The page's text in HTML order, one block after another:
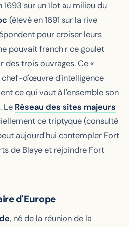
1693 sur un îlot au milieu du
(élevé en 1691 sur la rive
pour croiser leurs
pouvait franchir ce goulet
des trois ouvrages. Ce «
chef-d'œuvre d'intelligence
ce qui vaut à l'ensemble son
Le Réseau des sites majeurs
ce triptyque (consulté
aujourd'hui contempler Fort
de Blaye et rejoindre Fort
d'Europe
, né de la réunion de la